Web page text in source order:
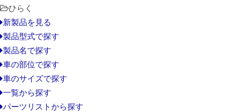
ひらく
新製品を見る
製品型式で探す
製品名で探す
車の部位で探す
車のサイズで探す
一覧から探す
パーツリストから探す